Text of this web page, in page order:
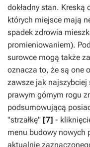
dokładny stan. Kreską
których miejsce mają
spadek zdrowia
promieniowaniem).
surowce mogą także
oznacza to, że są one
zawsze jak
prawym górnym rogu
podsumowującą
"strzałkę" [7] -
menu budowy nowych
aktualnie